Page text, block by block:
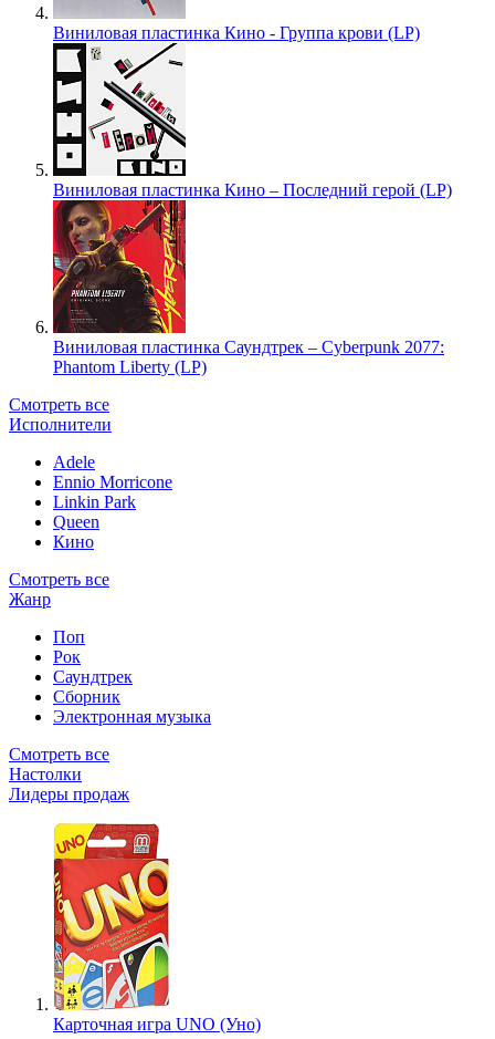
Виниловая пластинка Кино - Группа крови (LP)
Виниловая пластинка Кино – Последний герой (LP)
Виниловая пластинка Саундтрек – Cyberpunk 2077:
Phantom Liberty (LP)
Смотреть все
Исполнители
Adele
Ennio Morricone
Linkin Park
Queen
Кино
Смотреть все
Жанр
Поп
Рок
Саундтрек
Сборник
Электронная музыка
Смотреть все
Настолки
Лидеры продаж
Карточная игра UNO (Уно)